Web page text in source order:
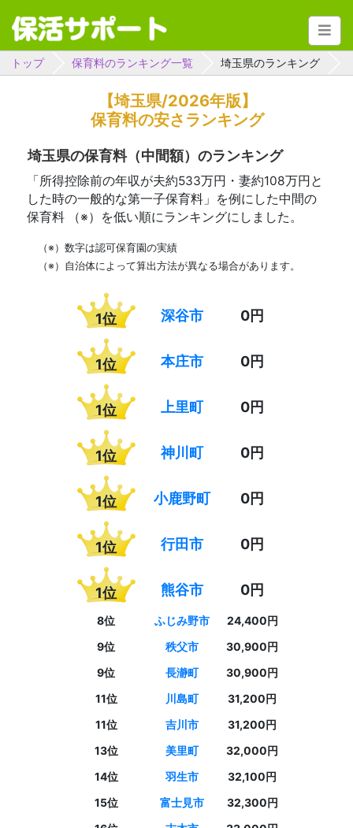
トップ 保育料のランキング一覧 埼玉県のランキング
【埼玉県/2026年版】
保育料の安さランキング
埼玉県の保育料（中間額）のランキング
「所得控除前の年収が夫約533万円・妻約108万円と
した時の一般的な第一子保育料」を例にした中間の
保育料 （※）を低い順にランキングにしました。
（※）数字は認可保育園の実績
（※）自治体によって算出方法が異なる場合があります。
1位 深谷市 0円
1位 本庄市 0円
1位 上里町 0円
1位 神川町 0円
1位 小鹿野町 0円
1位 行田市 0円
1位 熊谷市 0円
8位 ふじみ野市
24,400円
9位
秩父市
30,900円
9位
長瀞町
30,900円
11位
川島町
31,200円
11位
吉川市
31,200円
13位
美里町
32,000円
14位
羽生市
32,100円
15位
富士見市
32,300円